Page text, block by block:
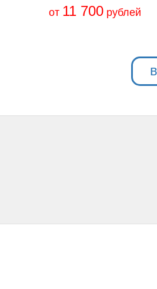
от 11 700 рублей